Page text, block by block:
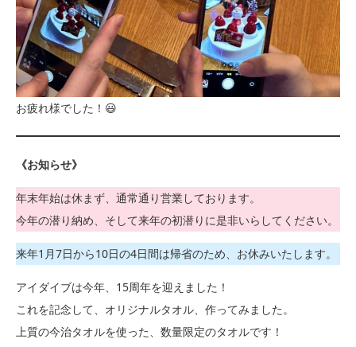
お疲れ様でした！😃
《お知らせ》
年末年始は休まず、通常通り営業しております。
今年の潜り納め、そして来年の初潜りに是非いらしてください。
来年1月7日から10日の4日間は帰省のため、お休みいたします。
アイダイブは今年、15周年を迎えました！
これを記念して、オリジナルタオル、作ってみました。
上質の今治タオルを使った、数量限定のタオルです！